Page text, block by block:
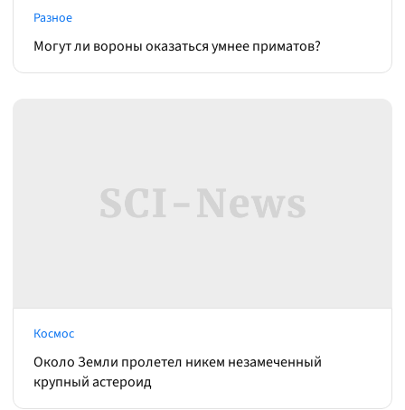
Разное
Могут ли вороны оказаться умнее приматов?
Космос
Около Земли пролетел никем незамеченный
крупный астероид